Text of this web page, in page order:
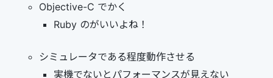
Objective-C でかく
Ruby のがいいよね！
シミュレータである程度動作させる
実機でないとパフォーマンスが見えない